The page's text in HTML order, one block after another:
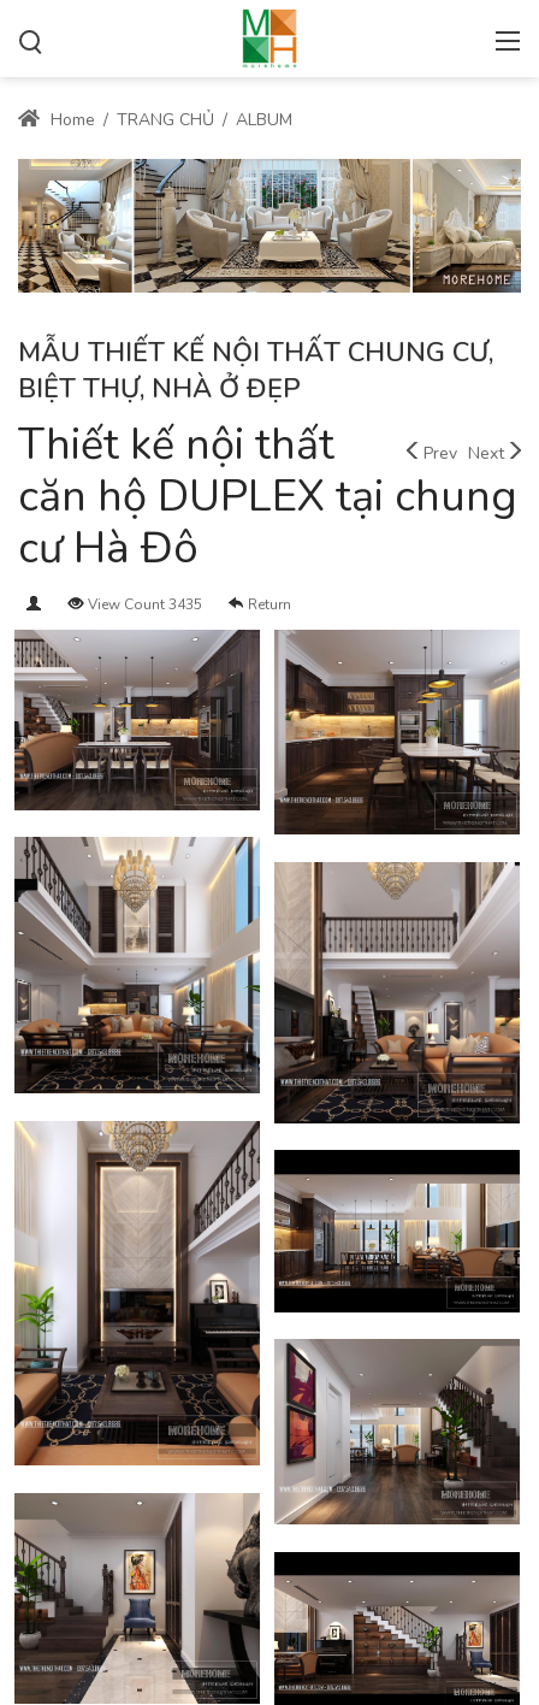
Home / TRANG CHỦ / ALBUM
MẪU THIẾT KẾ NỘI THẤT CHUNG CƯ,
BIỆT THỰ, NHÀ Ở ĐẸP
Prev Next
Thiết kế nội thất
căn hộ DUPLEX tại chung
cư Hà Đô
View Count 3435 Return